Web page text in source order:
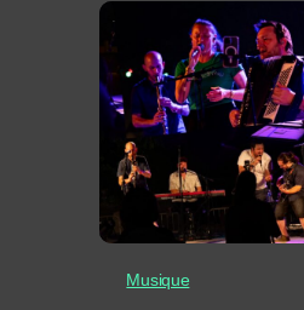
Musique